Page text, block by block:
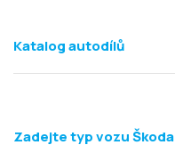
Zadejte typ vozu Škoda
Katalog autodílů